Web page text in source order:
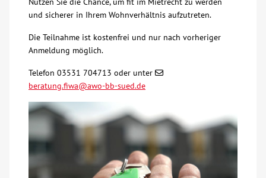
Suche
Kontakt
AWO BB Süd
und sicherer in Ihrem Wohnverhältnis aufzutreten.
Die Teilnahme ist kostenfrei und nur nach vorheriger
Anmeldung möglich.
Telefon 03531 704713 oder unter
beratung.fiwa@awo-bb-sued.de